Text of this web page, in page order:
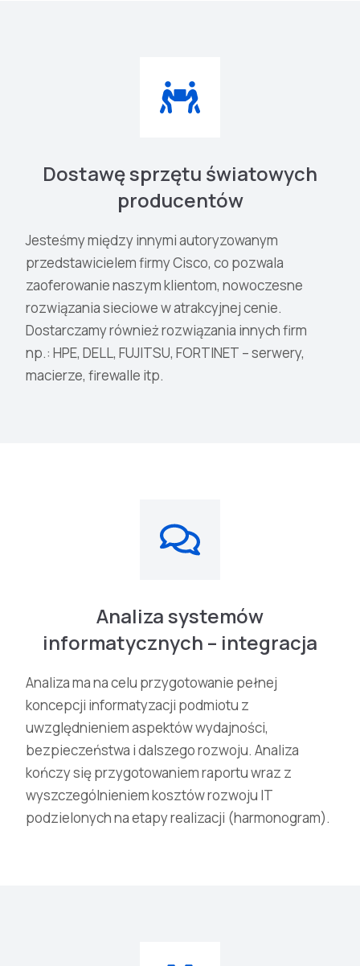
Dostawę sprzętu światowych
producentów
Jesteśmy między innymi autoryzowanym
przedstawicielem firmy Cisco, co pozwala
zaoferowanie naszym klientom, nowoczesne
rozwiązania sieciowe w atrakcyjnej cenie.
Dostarczamy również rozwiązania innych firm
np.: HPE, DELL, FUJITSU, FORTINET – serwery,
macierze, firewalle itp.
Analiza systemów
informatycznych – integracja
Analiza ma na celu przygotowanie pełnej
koncepcji informatyzacji podmiotu z
uwzględnieniem aspektów wydajności,
bezpieczeństwa i dalszego rozwoju. Analiza
kończy się przygotowaniem raportu wraz z
wyszczególnieniem kosztów rozwoju IT
podzielonych na etapy realizacji (harmonogram).